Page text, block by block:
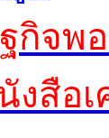
กิจพ
งสือเ